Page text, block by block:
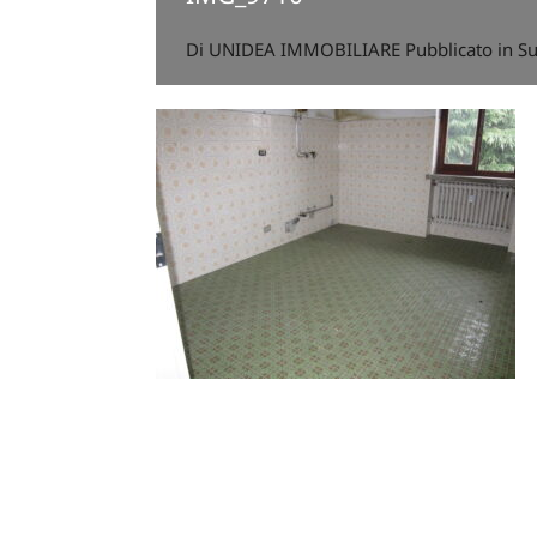
Di UNIDEA IMMOBILIARE Pubblicato in Su